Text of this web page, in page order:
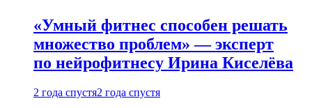
«Умный фитнес способен решать
множество проблем» — эксперт
по нейрофитнесу Ирина Киселёва
2 года спустя2 года спустя